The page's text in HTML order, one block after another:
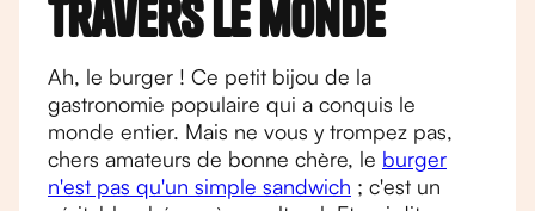
travers le monde
Ah, le burger ! Ce petit bijou de la
gastronomie populaire qui a conquis le
monde entier. Mais ne vous y trompez pas,
chers amateurs de bonne chère, le burger
n'est pas qu'un simple sandwich ; c'est un